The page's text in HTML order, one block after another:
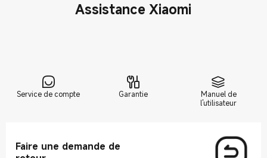
Assistance Xiaomi
Service de compte Garantie
Manuel de
l'utilisateur
Faire une demande de